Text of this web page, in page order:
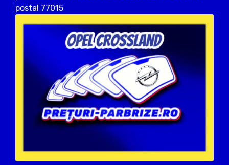
postal 77015